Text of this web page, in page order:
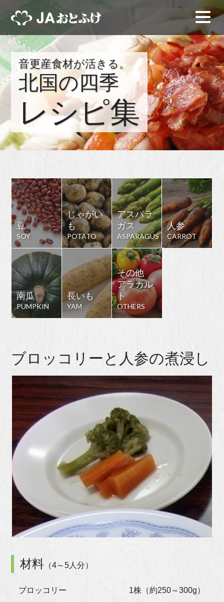
音更産食材が活きる。
北国の四季
レシピ集
豆
SOY
じゃがい
も
POTATO
アスパラ
ガス
ASPARAGUS
人参
CARROT
南瓜
PUMPKIN
長いも
YAM
その他
アラカル
ト
OTHERS
ブロッコリーと人参の煮浸し
材料 （4～5人分）
ブロッコリー 1株（約250～300g）